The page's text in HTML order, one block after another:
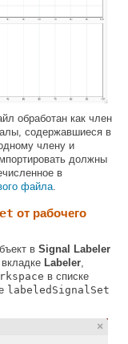
обработан как член
содержавшиеся в
члену и
должны
в
файла.
от рабочего
в Signal Labeler
Labeler,
в списке
labeledSignalSet